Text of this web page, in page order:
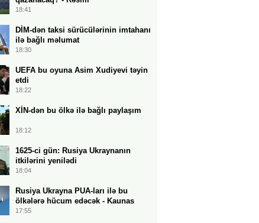
18:41
DİM-dən taksi sürücülərinin imtahanı
ilə bağlı məlumat
18:30
UEFA bu oyuna Asim Xudiyevi təyin
etdi
18:22
XİN-dən bu ölkə ilə bağlı paylaşım
18:12
1625-ci gün: Rusiya Ukraynanın
itkilərini yenilədi
18:04
Rusiya Ukrayna PUA-ları ilə bu
ölkələrə hücum edəcək - Kaunas
17:55